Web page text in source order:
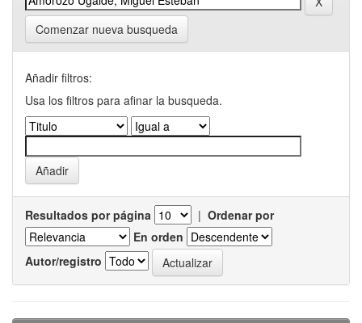
Comenzar nueva busqueda
Añadir filtros:
Usa los filtros para afinar la busqueda.
Resultados por página | Ordenar por
En orden
Autor/registro